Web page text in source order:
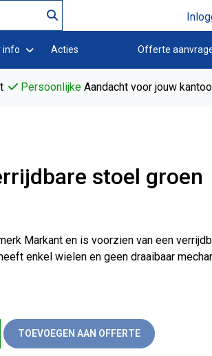
info Acties Offerte
Persoonlijke Aandacht voor jouw
stoel groen
Markant en is voorzien van een
enkel wielen en geen draaibaar
groen aantal
TOEVOEGEN AAN OFFERTE